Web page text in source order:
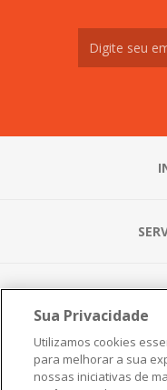
Sua Privacidade
Utilizamos cookies
para melhorar a sua
nossas iniciativas de